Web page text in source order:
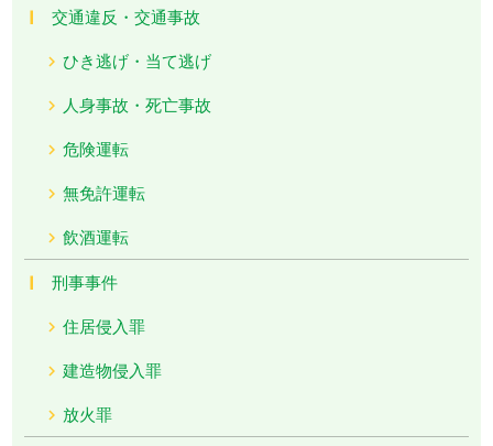
交通違反・交通事故
ひき逃げ・当て逃げ
人身事故・死亡事故
危険運転
無免許運転
飲酒運転
刑事事件
住居侵入罪
建造物侵入罪
放火罪